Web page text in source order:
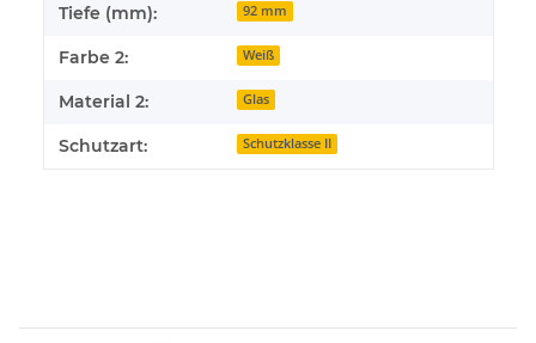
Tiefe (mm): 92 mm
Farbe 2: Weiß
Material 2: Glas
Schutzart: Schutzklasse II